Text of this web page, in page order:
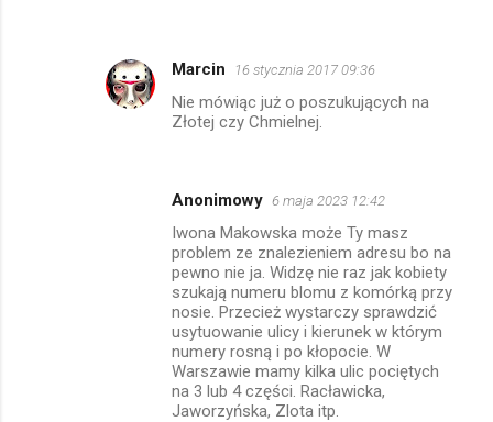
Marcin 16 stycznia 2017 09:36
Nie mówiąc już o poszukujących na
Złotej czy Chmielnej.
Anonimowy 6 maja 2023 12:42
Iwona Makowska może Ty masz
problem ze znalezieniem adresu bo na
pewno nie ja. Widzę nie raz jak kobiety
szukają numeru blomu z komórką przy
nosie. Przecież wystarczy sprawdzić
usytuowanie ulicy i kierunek w którym
numery rosną i po kłopocie. W
Warszawie mamy kilka ulic pociętych
na 3 lub 4 części. Racławicka,
Jaworzyńska, Zlota itp.